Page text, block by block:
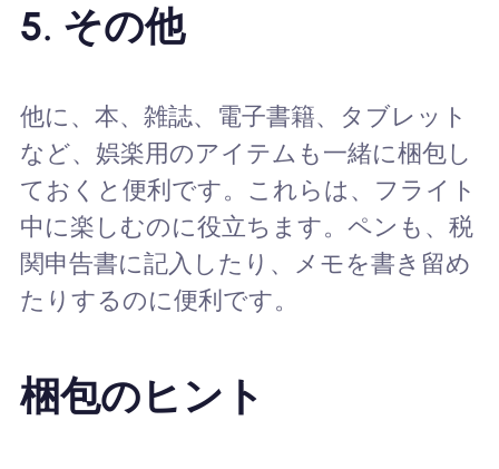
5. その他
他に、本、雑誌、電子書籍、タブレット
など、娯楽用のアイテムも一緒に梱包し
ておくと便利です。これらは、フライト
中に楽しむのに役立ちます。ペンも、税
関申告書に記入したり、メモを書き留め
たりするのに便利です。
梱包のヒント